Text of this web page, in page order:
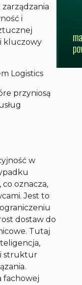
i
kluczowy
Logistics
przyniosą
w
oznacza,
Jest to
dostaw do
Tutaj
i struktur
fachowej